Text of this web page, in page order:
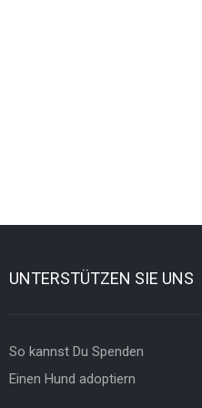
UNTERSTÜTZEN SIE UNS
So kannst Du Spenden
Einen Hund adoptiern